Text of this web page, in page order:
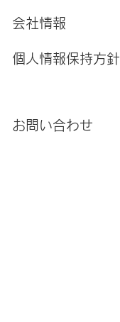
​会社情報
​個人情報保持方針
お問い合わせ